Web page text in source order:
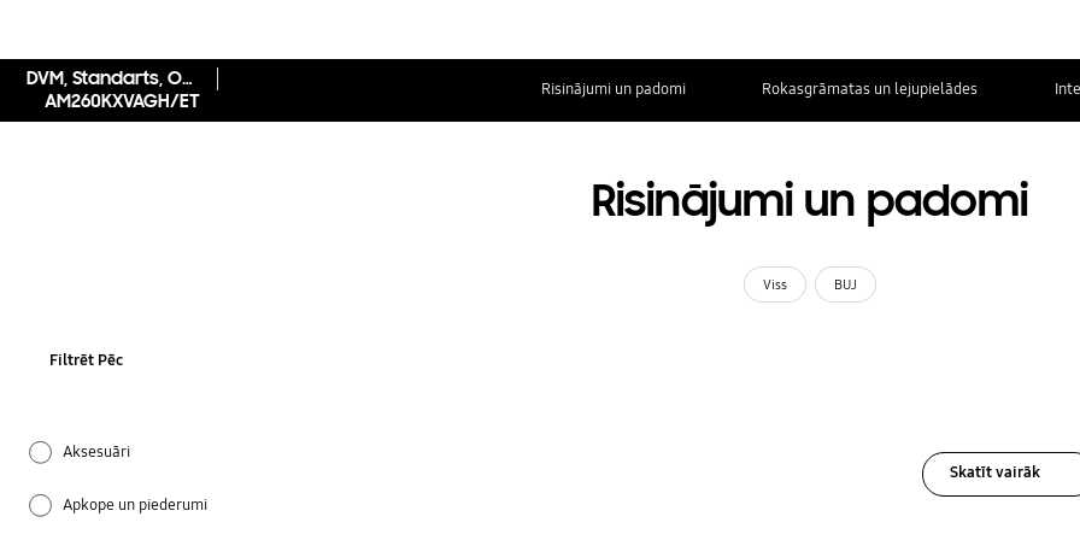
DVM, Standarts, Outdoor
AM260KXVAGH/ET
Risinājumi un padomi Rokasgrāmatas un lejupielādes
Risinājumi un padomi
Viss BUJ
Filtrēt Pēc
Aksesuāri
Apkope un piederumi
Skatīt vairāk